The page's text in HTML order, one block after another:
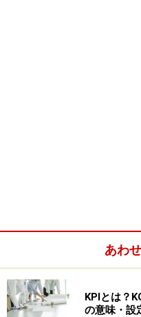
あわ
KPIとは？
の意味・設